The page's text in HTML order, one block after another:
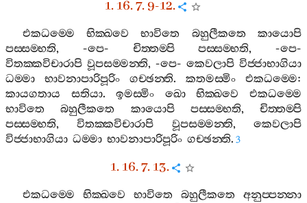
1. 16. 7. 9-12.
එකධම‍්මෙ භික‍්ඛවෙ භාවිතෙ බහුලීකතෙ
කායොපි
පස‍්සම‍්භති, -පෙ- චිත‍්තම‍්පි පස‍්සම‍්භති, -පෙ-
විතක‍්කවිචාරාපි වූපසම‍්මන‍්ති, -පෙ- කෙවලාපි විජ‍්ජාභාගියා
ධම‍්මා
භාවනාපාරිපූරිං ගච‍්ඡන‍්ති. කතමස‍්මිං එකධම‍්මෙ:
කායගතාය
සතියා.ඉමස‍්මිං ඛො භික‍්ඛවෙ
එකධම‍්මෙ
භාවිතෙ
බහුලීකතෙ කායොපි පස‍්සම‍්භති, චිත‍්තම‍්පි
පස‍්සම‍්භති,විතක‍්කවිචාරාපි වූපසම‍්මන‍්ති,කෙවලාපි
විජ‍්ජාභාගියා ධම‍්මා භාවනාපාරිපූරිං ගච‍්ඡන‍්ති. 3
1. 16. 7. 13.
එකධම‍්මෙ භික‍්ඛවෙ භාවිතෙ බහුලීකතෙ
අනුප‍්පන‍්නා